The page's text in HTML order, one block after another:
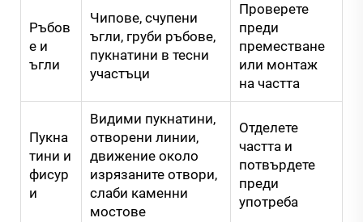
Ръбов
е и
ъгли
Чипове, счупени
ъгли, груби ръбове,
пукнатини в тесни
участъци
Проверете
преди
преместване
или монтаж
на частта
Пукна
тини и
фисур
и
Видими пукнатини,
отворени линии,
движение около
изрязаните отвори,
слаби каменни
мостове
Отделете
частта и
потвърдете
преди
употреба